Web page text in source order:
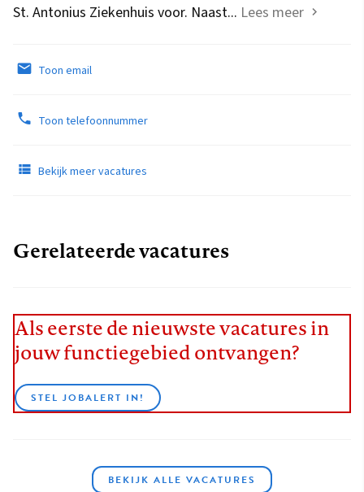
St. Antonius Ziekenhuis voor. Naast... Lees meer
Toon email
Toon telefoonnummer
Bekijk meer vacatures
Gerelateerde vacatures
Als eerste de nieuwste vacatures in
jouw functiegebied ontvangen?
STEL JOBALERT IN!
BEKIJK ALLE VACATURES